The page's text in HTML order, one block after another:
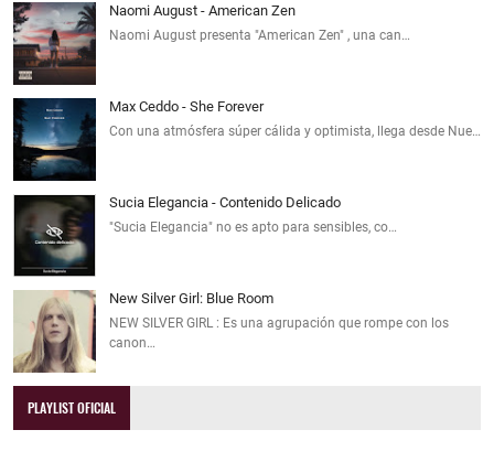
Naomi August - American Zen
Naomi August presenta "American Zen" , una can…
Max Ceddo - She Forever
Con una atmósfera súper cálida y optimista, llega desde Nue…
Sucia Elegancia - Contenido Delicado
"Sucia Elegancia" no es apto para sensibles, co…
New Silver Girl: Blue Room
NEW SILVER GIRL : Es una agrupación que rompe con los
canon…
PLAYLIST OFICIAL